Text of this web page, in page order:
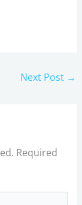
Next Post →
Required